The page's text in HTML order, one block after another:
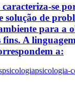
se
solução de
para a
A
a:
psicologiapsicologia-